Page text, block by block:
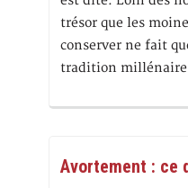
trésor que les
conserver ne fait
tradition
Avortement : ce